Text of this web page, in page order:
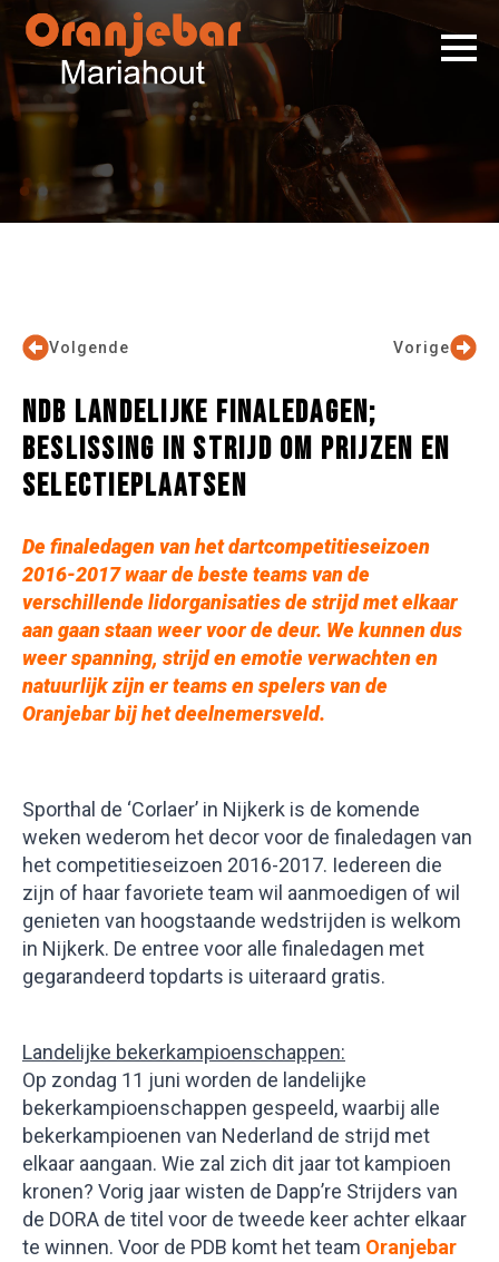
Vorige
Volgende
NDB LANDELIJKE FINALEDAGEN;
BESLISSING IN STRIJD OM PRIJZEN EN
SELECTIEPLAATSEN
De finaledagen van het dartcompetitieseizoen
2016-2017 waar de beste teams van de
verschillende lidorganisaties de strijd met elkaar
aan gaan staan weer voor de deur. We kunnen dus
weer spanning, strijd en emotie verwachten en
natuurlijk zijn er teams en spelers van de
Oranjebar bij het deelnemersveld.
Sporthal de ‘Corlaer’ in Nijkerk is de komende
weken wederom het decor voor de finaledagen van
het competitieseizoen 2016-2017. Iedereen die
zijn of haar favoriete team wil aanmoedigen of wil
genieten van hoogstaande wedstrijden is welkom
in Nijkerk. De entree voor alle finaledagen met
gegarandeerd topdarts is uiteraard gratis.
Landelijke bekerkampioenschappen:
Op zondag 11 juni worden de landelijke
bekerkampioenschappen gespeeld, waarbij alle
bekerkampioenen van Nederland de strijd met
elkaar aangaan. Wie zal zich dit jaar tot kampioen
kronen? Vorig jaar wisten de Dapp’re Strijders van
de DORA de titel voor de tweede keer achter elkaar
te winnen. Voor de PDB komt het team Oranjebar